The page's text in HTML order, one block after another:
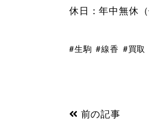
休日：年中無休
生駒 線香 買取
前の記事